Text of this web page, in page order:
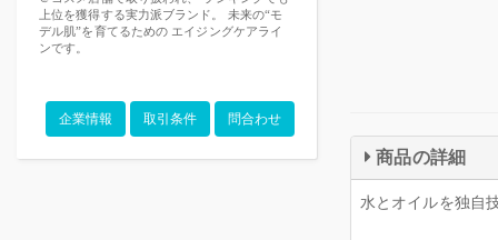
上位を獲得する実力派ブランド。 未来の“モ
デル肌”を育てるための エイジングケアライ
ンです。
企業情報 取引条件 問合わせ
商品の詳細
水とオイルを独自